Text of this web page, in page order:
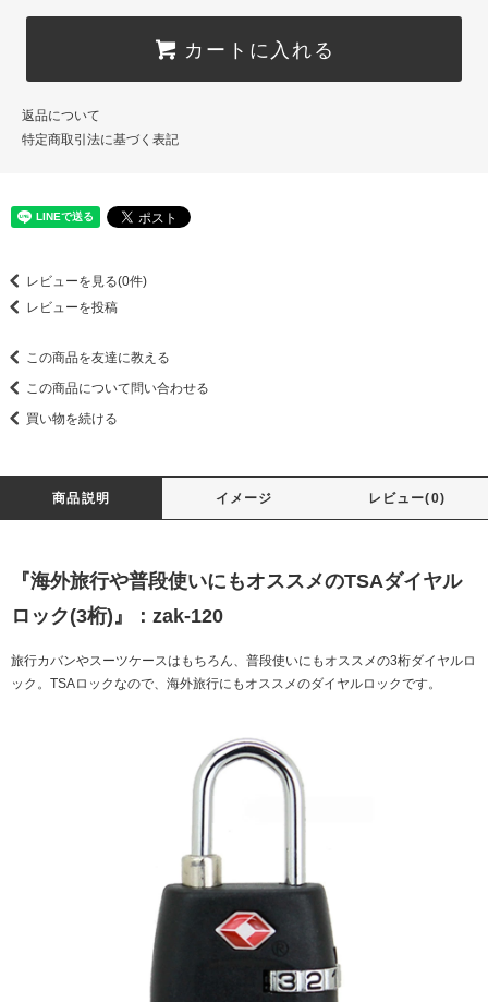
カートに入れる
返品について
特定商取引法に基づく表記
レビューを見る(0件)
レビューを投稿
この商品を友達に教える
この商品について問い合わせる
買い物を続ける
商品説明 イメージ レビュー(0)
『海外旅行や普段使いにもオススメのTSAダイヤル
ロック(3桁)』：zak-120
旅行カバンやスーツケースはもちろん、普段使いにもオススメの3桁ダイヤルロ
ック。TSAロックなので、海外旅行にもオススメのダイヤルロックです。